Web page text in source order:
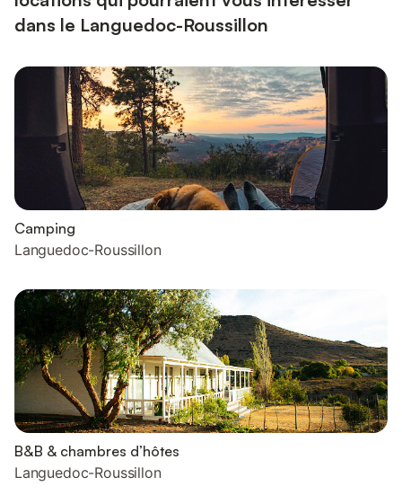
dans le Languedoc-Roussillon
Camping
Languedoc-Roussillon
B&B & chambres d’hôtes
Languedoc-Roussillon